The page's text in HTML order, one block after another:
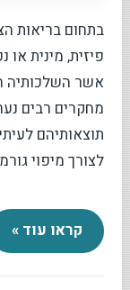
בתחום בריאות
פיזית, מינית
אשר השלכותיה
מחקרים רבים
תוצאותיהם
לצורך מיפוי
קראו עוד »